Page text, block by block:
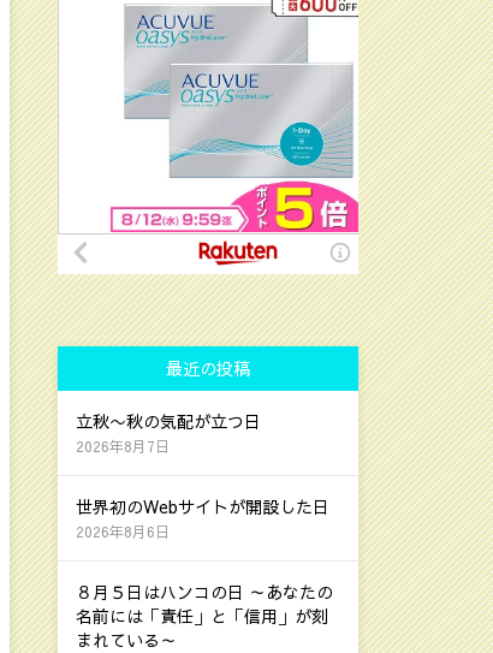
最近の投稿
立秋〜秋の気配が立つ日
2026年8月7日
世界初のWebサイトが開設した日
2026年8月6日
８月５日はハンコの日 ～あなたの
名前には「責任」と「信用」が刻
まれている～